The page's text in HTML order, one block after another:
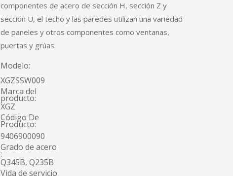
componentes de acero de sección H, sección Z y
sección U, el techo y las paredes utilizan una variedad
de paneles y otros componentes como ventanas,
puertas y grúas.
Modelo:
XGZSSW009
Marca del
producto:
XGZ
Código De
Producto:
9406900090
Grado de acero
:
Q345B, Q235B
Vida de servicio